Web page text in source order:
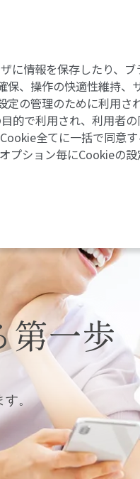
第一歩
。
情報を保存したり、
、操作の快適性維持
の管理のために利用さ
的で利用され、利用者
全てに一括で同意
ション毎にCookieの